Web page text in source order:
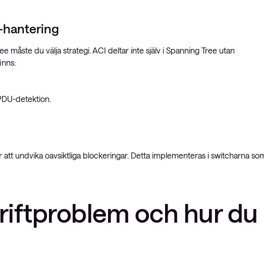
hantering
måste du välja strategi. ACI deltar inte själv i Spanning Tree utan
detektion.
att undvika oavsiktliga blockeringar. Detta implementeras i switcharna
och hur du